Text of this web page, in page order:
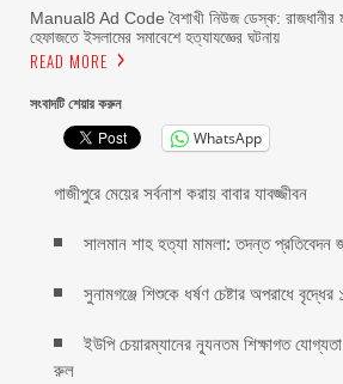
Manual8 Ad Code বৈশাখী নিউজ ডেস্ক: রাজধানীর
হেফাজতে ইসলামের সমাবেশে হত্যাযজ্ঞের ঘটনায়
READ MORE
সংবাদটি শেয়ার করুন
WhatsApp
গাজীপুরে মেয়ের সর্বনাশ করায় বাবার যাবজ্জীবন
সালমান শাহ হত্যা মামলা: তদন্ত প্রতিবেদন
সুনামগঞ্জে শিশুকে ধর্ষণ চেষ্টার অপরাধে
ইউপি চেয়ারম্যানের ন্যূনতম শিক্ষাগত যোগ্যতা
রুল